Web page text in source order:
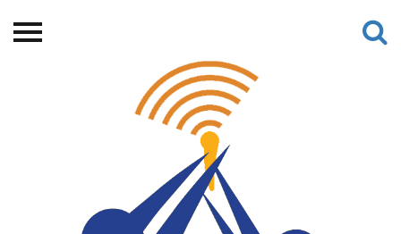
Beranda
Permohonan Hibah